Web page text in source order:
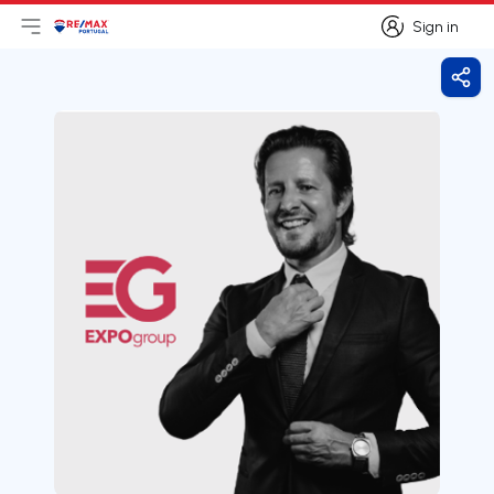
Sign in
Sign in
Open main menu
LogoGo to homepage